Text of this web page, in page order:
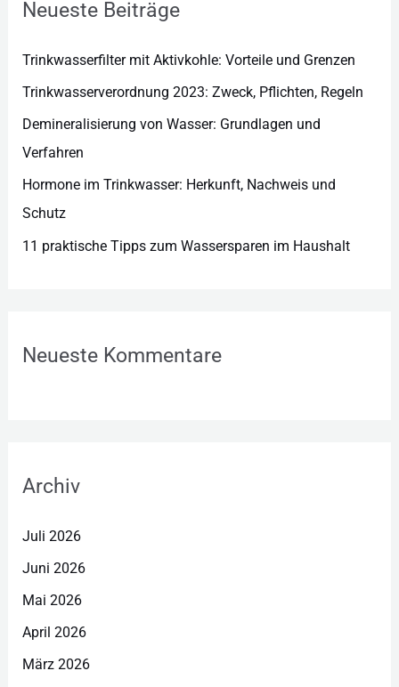
Neueste Beiträge
Trinkwasserfilter mit Aktivkohle: Vorteile und Grenzen
Trinkwasserverordnung 2023: Zweck, Pflichten, Regeln
Demineralisierung von Wasser: Grundlagen und
Verfahren
Hormone im Trinkwasser: Herkunft, Nachweis und
Schutz
11 praktische Tipps zum Wassersparen im Haushalt
Neueste Kommentare
Archiv
Juli 2026
Juni 2026
Mai 2026
April 2026
März 2026
e
n